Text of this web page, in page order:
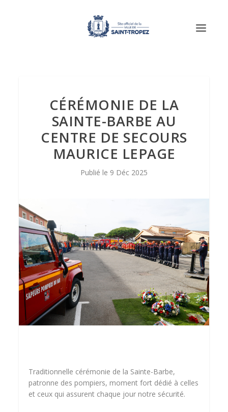
CÉRÉMONIE DE LA
SAINTE-BARBE AU
CENTRE DE SECOURS
MAURICE LEPAGE
9 Déc 2025
Traditionnelle cérémonie de la Sainte-Barbe,
patronne des pompiers, moment fort dédié à celles
et ceux qui assurent chaque jour notre sécurité.